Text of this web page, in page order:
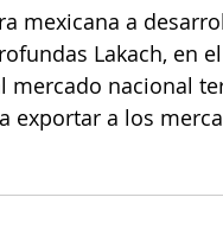
mexicana a
Lakach, en
nacional
exportar a los